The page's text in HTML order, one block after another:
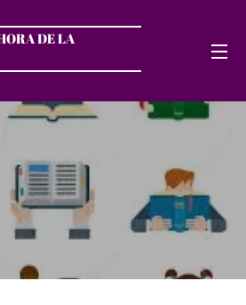
DE LA